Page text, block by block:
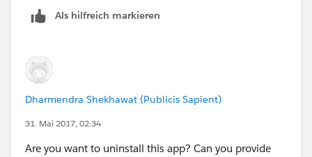
Als hilfreich markieren
Dharmendra Shekhawat (Publicis Sapient)
31. Mai 2017, 02:34
Are you want to uninstall this app? Can you provide